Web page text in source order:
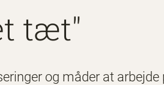
tæt"
og måder at